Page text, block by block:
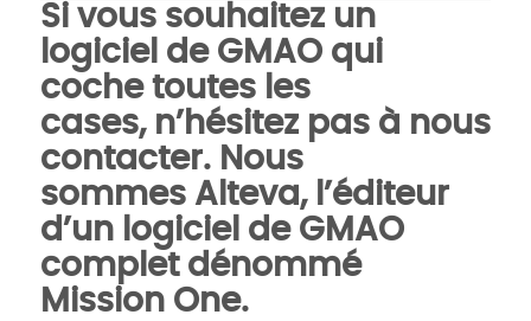
Si vous souhaitez un
logiciel de GMAO qui
coche toutes les
cases, n’hésitez pas à nous
contacter. Nous
sommes Alteva, l’éditeur
d’un logiciel de GMAO
complet dénommé
Mission One.